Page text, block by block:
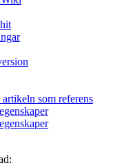
som referens